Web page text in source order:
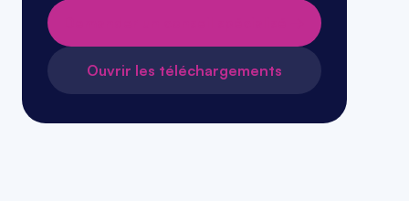
Ouvrir les téléchargements